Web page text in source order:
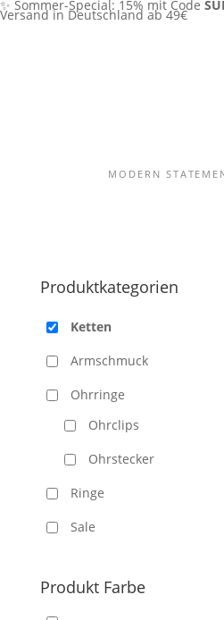
✨ Sommer-Special: 15% mit Code
Versand in Deutschland ab 49€
MODERN
Produktkategorien
Ketten
Armschmuck
Ohrringe
Ohrclips
Ohrstecker
Ringe
Sale
Produkt Farbe